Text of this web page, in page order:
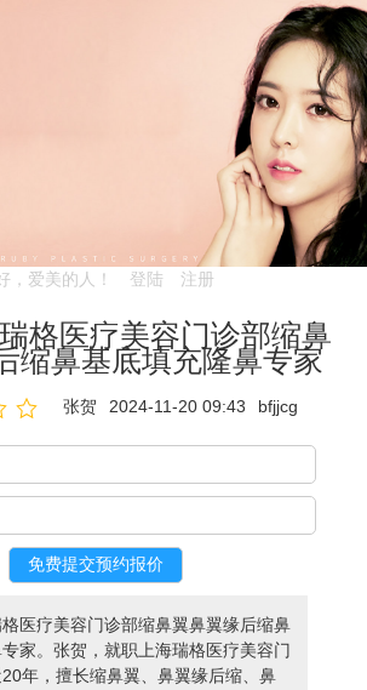
，爱美的人！ 登陆 注册
格医疗美容门诊部缩鼻
缩鼻基底填充隆鼻专家
张贺 2024-11-20 09:43 bfjjcg
医疗美容门诊部缩鼻翼鼻翼缘后缩鼻
家。张贺，就职上海瑞格医疗美容门
年，擅长缩鼻翼、鼻翼缘后缩、鼻